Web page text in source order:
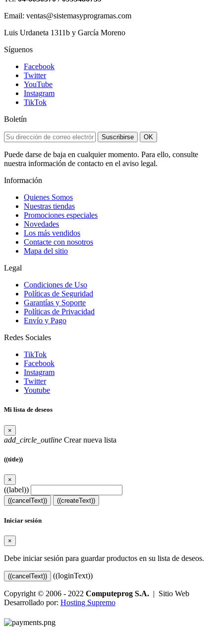
Email: ventas@sistemasyprogramas.com
Luis Urdaneta 1311b y García Moreno
Síguenos
Facebook
Twitter
YouTube
Instagram
TikTok
Boletín
Suscribirse OK
Puede darse de baja en cualquier momento. Para ello, consulte
nuestra información de contacto en el aviso legal.
Información
Quienes Somos
Nuestras tiendas
Promociones especiales
Novedades
Los más vendidos
Contacte con nosotros
Mapa del sitio
Legal
Condiciones de Uso
Políticas de Seguridad
Garantías y Soporte
Políticas de Privacidad
Envío y Pago
Redes Sociales
TikTok
Facebook
Instagram
Twitter
Youtube
Mi lista de deseos
×
add_circle_outline Crear nueva lista
((title))
×
((label))
((cancelText)) ((createText))
Iniciar sesión
×
Debe iniciar sesión para guardar productos en su lista de deseos.
((cancelText)) ((loginText))
Copyright © 2006 - 2022 Computeprog S.A. | Sitio Web
Desarrollado por: Hosting Supremo